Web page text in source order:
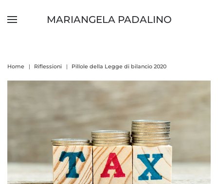
Skip to main content
MARIANGELA PADALINO
Home Riflessioni Pillole della Legge di bilancio 2020